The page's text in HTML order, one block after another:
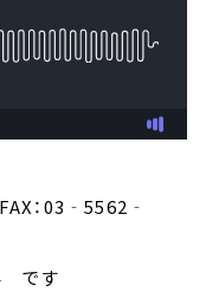
：03‐5562‐
です